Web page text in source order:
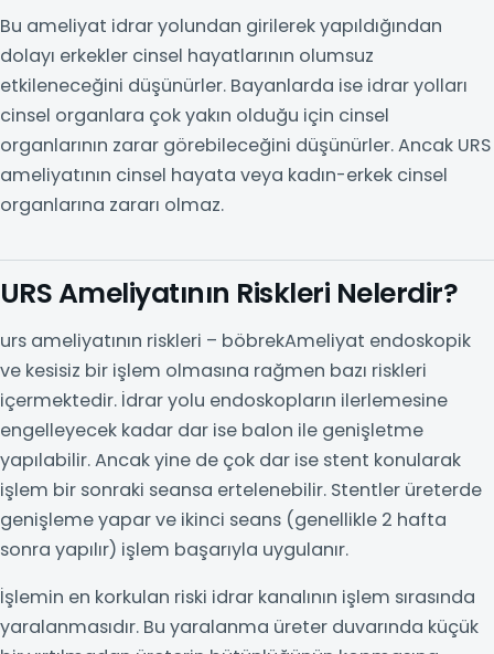
Bu ameliyat idrar yolundan girilerek yapıldığından
dolayı erkekler cinsel hayatlarının olumsuz
etkileneceğini düşünürler. Bayanlarda ise idrar yolları
cinsel organlara çok yakın olduğu için cinsel
organlarının zarar görebileceğini düşünürler. Ancak URS
ameliyatının cinsel hayata veya kadın-erkek cinsel
organlarına zararı olmaz.
URS Ameliyatının Riskleri Nelerdir?
urs ameliyatının riskleri – böbrekAmeliyat endoskopik
ve kesisiz bir işlem olmasına rağmen bazı riskleri
içermektedir. İdrar yolu endoskopların ilerlemesine
engelleyecek kadar dar ise balon ile genişletme
yapılabilir. Ancak yine de çok dar ise stent konularak
işlem bir sonraki seansa ertelenebilir. Stentler üreterde
genişleme yapar ve ikinci seans (genellikle 2 hafta
sonra yapılır) işlem başarıyla uygulanır.
İşlemin en korkulan riski idrar kanalının işlem sırasında
yaralanmasıdır. Bu yaralanma üreter duvarında küçük